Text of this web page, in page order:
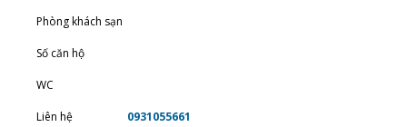
Phòng khách sạn
Số căn hộ
WC
Liên hệ 0931055661